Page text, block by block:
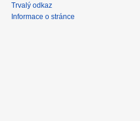
Trvalý odkaz
Informace o stránce